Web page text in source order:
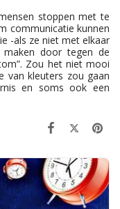
stoppen met te
communicatie kunnen
-als ze niet met elkaar
maken door tegen de
Zou het niet mooi
van kleuters zou gaan
en soms ook een